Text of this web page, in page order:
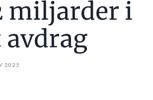
miljarder i
2025